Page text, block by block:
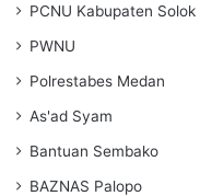
PCNU Kabupaten Solok
PWNU
Polrestabes Medan
As'ad Syam
Bantuan Sembako
BAZNAS Palopo